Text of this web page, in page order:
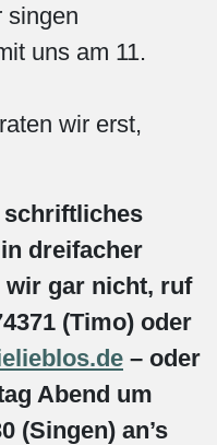
singen
uns am 11.
wir erst,
schriftliches
dreifacher
gar nicht, ruf
(Timo) oder
– oder
Abend um
(Singen) an’s